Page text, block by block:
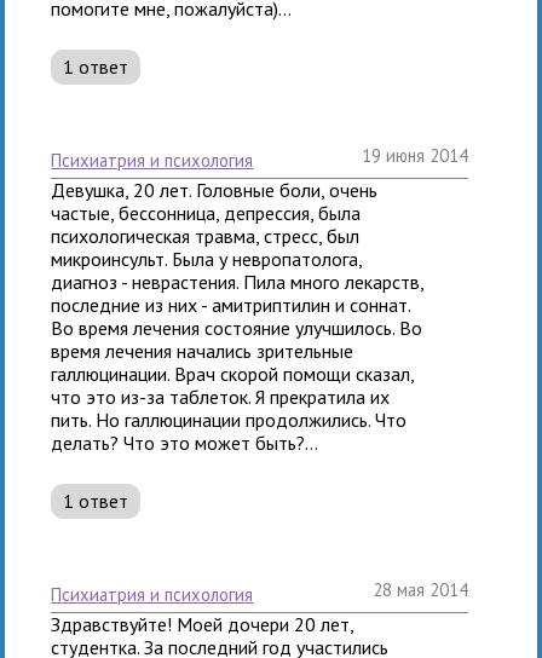
помогите мне, пожалуйста)...
1 ответ
психиатрия и психология 19 июня 2014
Девушка, 20 лет. Головные боли, очень
частые, бессонница, депрессия, была
психологическая травма, стресс, был
микроинсульт. Была у невропатолога,
диагноз - неврастения. Пила много лекарств,
последние из них - амитриптилин и соннат.
Во время лечения состояние улучшилось. Во
время лечения начались зрительные
галлюцинации. Врач скорой помощи сказал,
что это из-за таблеток. Я прекратила их
пить. Но галлюцинации продолжились. Что
делать? Что это может быть?...
1 ответ
психиатрия и психология 28 мая 2014
Здравствуйте! Моей дочери 20 лет,
студентка. За последний год участились